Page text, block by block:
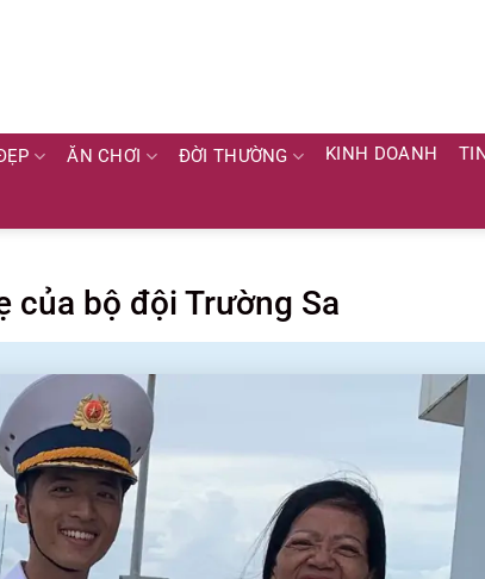
ĂN CHƠI ĐỜI THƯỜNG KINH DOANH
của bộ đội Trường Sa